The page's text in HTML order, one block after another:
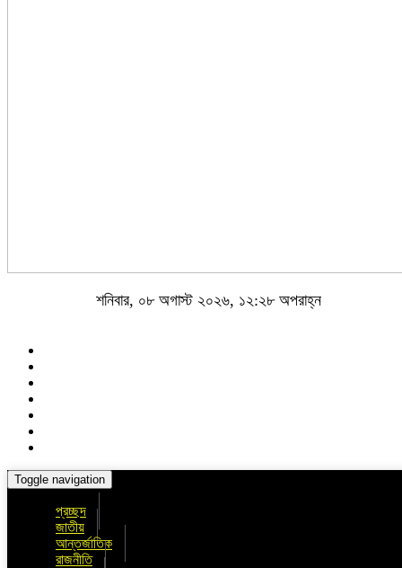
শনিবার, ০৮ অগাস্ট ২০২৬, ১২:২৮ অপরাহ্ন
Toggle navigation
প্রচ্ছদ
জাতীয়
আন্তর্জাতিক
রাজনীতি